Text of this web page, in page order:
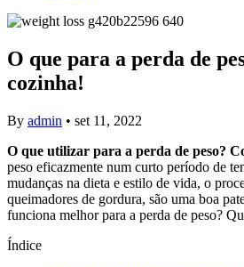
O que para a perda de
cozinha!
By admin • set 11, 2022
O que utilizar para a perda de peso?
peso eficazmente num curto período de
mudanças na dieta e estilo de vida, o
queimadores de gordura, são uma boa
funciona melhor para a perda de peso?
Índice